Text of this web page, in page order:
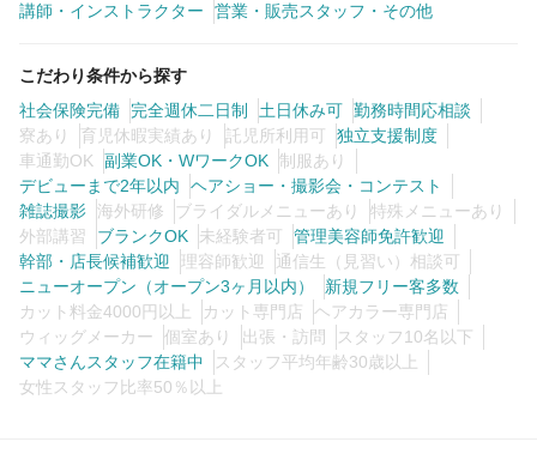
講師・インストラクター
営業・販売スタッフ・その他
こだわり条件から探す
社会保険完備
完全週休二日制 土日休み可 勤務時間応相談
寮あり
育児休暇実績あり 託児所利用可
独立支援制度
車通勤OK 副業OK・WワークOK 制服あり
デビューまで2年以内
ヘアショー・撮影会・コンテスト
雑誌撮影 海外研修 ブライダルメニューあり
特殊メニューあり
外部講習
ブランクOK 未経験者可
管理美容師免許歓迎
幹部・店長候補歓迎
理容師歓迎
通信生（見習い）相談可
ニューオープン（オープン3ヶ月以内）
新規フリー客多数
カット料金4000円以上
カット専門店
ヘアカラー専門店
ウィッグメーカー
個室あり 出張・訪問
スタッフ10名以下
ママさんスタッフ在籍中
スタッフ平均年齢30歳以上
女性スタッフ比率50％以上